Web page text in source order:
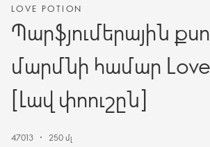
LOVE POTION
Պարֆյումերային
մարմնի համար
[Լավ փոուշըն]
47013
250 մլ